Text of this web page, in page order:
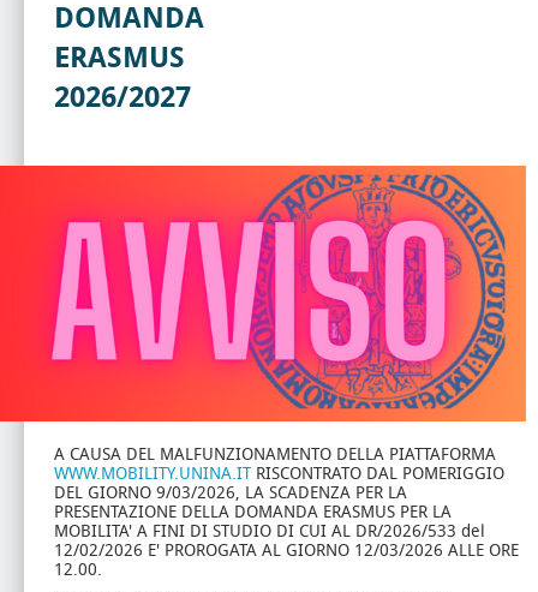
DOMANDA
ERASMUS
2026/2027
A CAUSA DEL MALFUNZIONAMENTO DELLA PIATTAFORMA
WWW.MOBILITY.UNINA.ITRISCONTRATO DAL POMERIGGIO
DEL GIORNO 9/03/2026, LA SCADENZA PER LA
PRESENTAZIONE DELLA DOMANDA ERASMUS PER LA
MOBILITA' A FINI DI STUDIO DI CUI AL DR/2026/533 del
12/02/2026 E' PROROGATA AL GIORNO 12/03/2026 ALLE ORE
12.00.